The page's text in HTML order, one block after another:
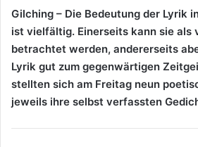
Mail
Gilching – Die Bedeutung der Lyrik
ist vielfältig. Einerseits kann sie als
betrachtet werden, andererseits
Lyrik gut zum gegenwärtigen
stellten sich am Freitag neun
jeweils ihre selbst verfassten